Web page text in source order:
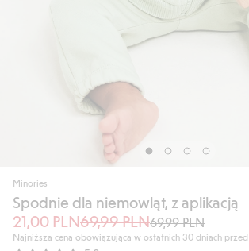
Minories
Spodnie dla niemowląt, z aplikacją
21,00 PLN69,99 PLN69,99 PLN
Najniższa cena obowiązująca w ostatnich 30 dniach